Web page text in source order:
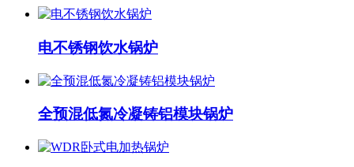
电不锈钢饮水锅炉
全预混低氮冷凝铸铝模块锅炉